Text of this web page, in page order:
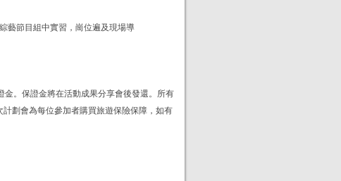
藝節目組中實習，崗位遍及現場導
金。保證金將在活動成果分享會後發還。所有
劃會為每位參加者購買旅遊保險保障，如有